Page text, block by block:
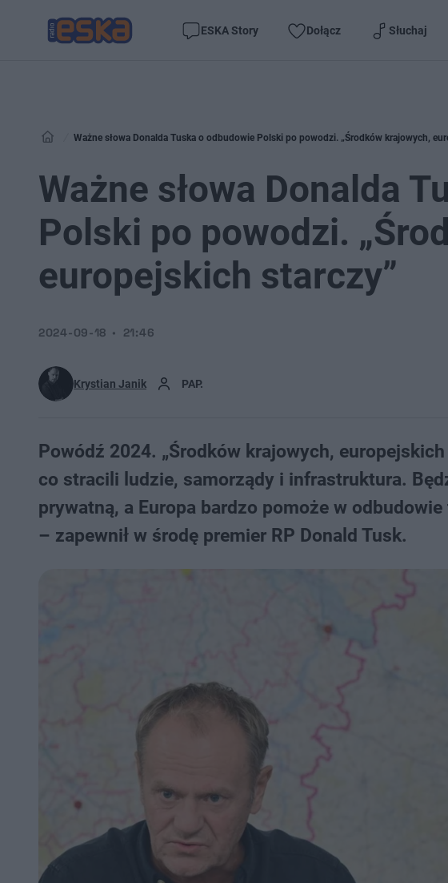
ESKA Story Dołącz Słuchaj
Ważne słowa Donalda Tuska o odbudowie Polski po powodzi. „Środków krajowych,
Ważne słowa Donalda
Polski po powodzi.
europejskich starczy”
Krystian Janik PAP.
2024-09-18 21:46
Powódź 2024. „Środków krajowych,
co stracili ludzie, samorządy i infrastruktura.
prywatną, a Europa bardzo pomoże w
– zapewnił w środę premier RP Donald Tusk.